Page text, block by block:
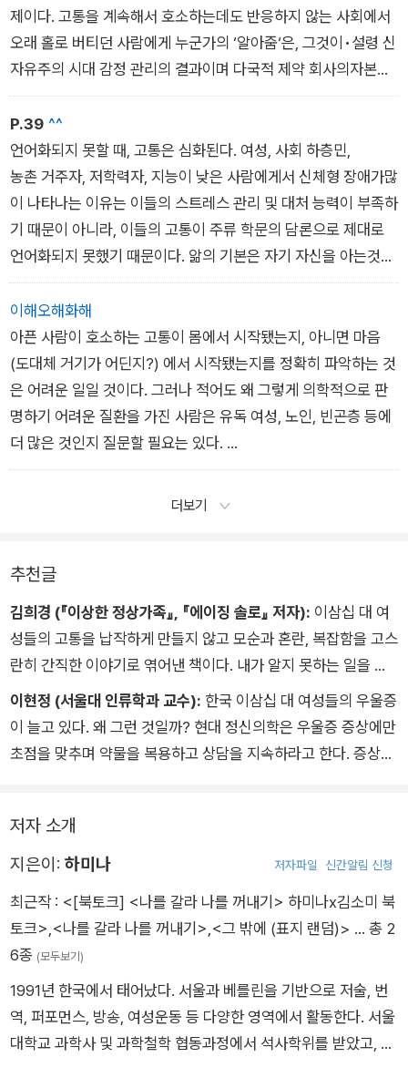
환자의 증상은 그가 겪은 일과 어떤 관련이 있을까?˝
생애사는 다양한 버전으로 쓰일 수 있다. 아버지와 나의 관계를
중심으로 풀어갈 수도 있고, 계급적 관점에서 풀어갈 수도있고,
호르몬을 중심으로 한 생물학적 관점에서 써 내려갈 수도있고, 여
성 억압과 해방의 서사로 구성해 볼 수도 있다. 치료에있어서 그
이야기가 어떤 버전인지는 크게 중요하지 않다. 이야기를 다시 씀
으로써 그 상황을 소화했다는 느낌을 받을 수 있는가, 그것이 중
요하다.
제이다. 고통을 계속해서 호소하는데도 반응하지 않는 사회에서
오래 홀로 버티던 사람에게 누군가의 ‘알아줌‘은, 그것이•설령 신
자유주의 시대 감정 관리의 결과이며 다국적 제약 회사의자본주
의적 책략이라 할지라도 소중한 것이다. 증상만 나아진다면, 고통
만 경감된다면 무엇인들 못 할까?
‘알아줌‘은 너무도 중요한 문제이다. 어쩌면 전부이다. 누군가를
죽고 살게 한다.
P.39 ^^
언어화되지 못할 때, 고통은 심화된다. 여성, 사회 하층민,
농촌 거주자, 저학력자, 지능이 낮은 사람에게서 신체형 장애가많
이 나타나는 이유는 이들의 스트레스 관리 및 대처 능력이 부족하
기 때문이 아니라, 이들의 고통이 주류 학문의 담론으로 제대로
언어화되지 못했기 때문이다. 앎의 기본은 자기 자신을 아는것이
다. 특히 사회 속에서 나 자신이 어느 위치에 서 있는지를 파악하
는 것이 중요하다. 내게 익숙한 지식은 무엇이고, 그것은 어디에
서 왔는지, 또 내가 말하는 진실이 특정 집단에 더 호소력을갖는
다면 왜 그런 것인지를 돌이켜 보아야 한다. 어떤 지식이 다른 집
단의 고통을 설명하는 데에 계속해서 실패해 왔다면 스스로 물어
야 한다. 지금 이 지식은 누구를 위해 봉사하고 있는가?
이해오해화해
아픈 사람이 호소하는 고통이 몸에서 시작됐는지, 아니면 마음
(도대체 거기가 어딘지?) 에서 시작됐는지를 정확히 파악하는 것
은 어려운 일일 것이다. 그러나 적어도 왜 그렇게 의학적으로 판
명하기 어려운 질환을 가진 사람은 유독 여성, 노인, 빈곤층 등에
더 많은 것인지 질문할 필요는 있다.
한국의 문화권 증후군으로 알려진 화병이 대표적인 신체형 장애
더보기
추천글
김희경 (『이상한 정상가족』, 『에이징 솔로』 저자): 이삼십 대 여
성들의 고통을 납작하게 만들지 않고 모순과 혼란, 복잡함을 고스
란히 간직한 이야기로 엮어낸 책이다. 내가 알지 못하는 일을 겪
은 ‘그들’의 이야기라고 생각했는데, 읽다 보니 이 용감한 고통의
기록 속에 과거와 현재의 나, 친구들의 얼굴이 겹쳐 떠올랐고 결
국 ‘우리’의 이야기임을 알게 되었다. 저자의 말마따나 함께 흔들
회적 의미를 부여하는 이 책은 쓸모와 효율에 집착해 고통과 돌봄
들여다보게 만든다. 고통을 이해하는 문화를 바꾸는 출발점이 될
책이다.
이현정 (서울대 인류학과 교수): 한국 이삼십 대 여성들의 우울증
이 늘고 있다. 왜 그런 것일까? 현대 정신의학은 우울증 증상에만
초점을 맞추며 약물을 복용하고 상담을 지속하라고 한다. 증상을
있다. 의사들에게만 해답을 구하는 것은 먼 미래에나 가능한 일일
것이다. 저자 하미나는 자신의 고백과 주변 사람들과의 진솔한 인
을 겪는 이들의 생생한 증언을 전한다. 그의 글은 적나라한 아픔
으로 가슴을 후비지만, 동시에 마음을 울리고 온몸을 따듯하게 하
는 온기가 있다.
하미나는 말한다. 젊은 여성들의 우울증은 어릴 적부터 여성의 감
정을 무시하고 각종 폭력을 가해온 우리 사회의 문제라고. 우울증
은 동굴 속에 갇힌 혼자만의 상처일 수 없으며, 우리가 함께 나누
저자 소개
지은이: 하미나 저자파일 신간알림 신청
최근작 : <[북토크] <나를 갈라 나를 꺼내기> 하미나x김소미 북
토크> <나를 갈라 나를 꺼내기> <그 밖에 (표지 랜덤)> … 총 2
6종 (모두보기)
1991년 한국에서 태어났다. 서울과 베를린을 기반으로 저술, 번
역, 퍼포먼스, 방송, 여성운동 등 다양한 영역에서 활동한다. 서울
대학교 과학사 및 과학철학 협동과정에서 석사학위를 받았고, 학